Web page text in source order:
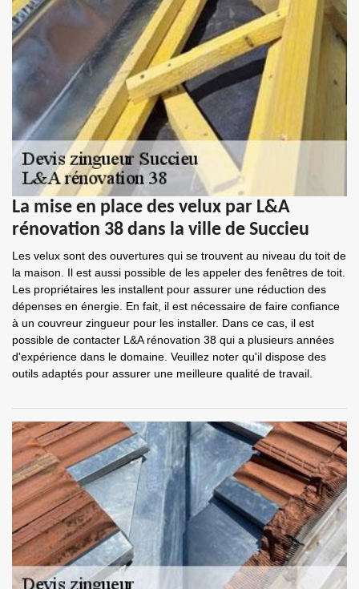
La mise en place des velux par L&A
rénovation 38 dans la ville de Succieu
Les velux sont des ouvertures qui se trouvent au niveau du toit de
la maison. Il est aussi possible de les appeler des fenêtres de toit.
Les propriétaires les installent pour assurer une réduction des
dépenses en énergie. En fait, il est nécessaire de faire confiance
à un couvreur zingueur pour les installer. Dans ce cas, il est
possible de contacter L&A rénovation 38 qui a plusieurs années
d'expérience dans le domaine. Veuillez noter qu'il dispose des
outils adaptés pour assurer une meilleure qualité de travail.